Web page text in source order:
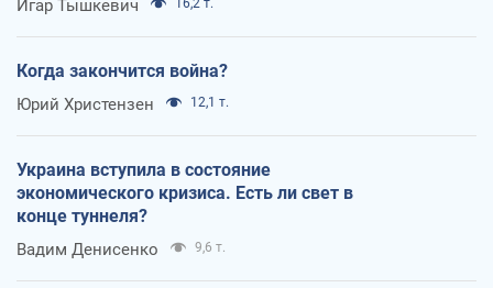
Игар Тышкевич
Когда закончится война?
Юрий Христензен 12,1 т.
Украина вступила в состояние
экономического кризиса. Есть ли свет в
конце туннеля?
Вадим Денисенко 9,6 т.